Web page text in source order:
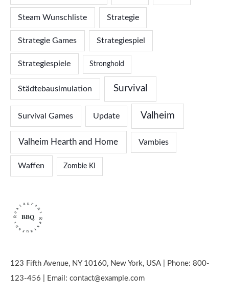
Steam Wunschliste Strategie
Strategie Games Strategiespiel
Strategiespiele Stronghold
Städtebausimulation Survival
Survival Games Update Valheim
Valheim Hearth and Home Vambies
Waffen Zombie KI
123 Fifth Avenue, NY 10160, New York, USA | Phone: 800-
123-456 | Email: contact@example.com